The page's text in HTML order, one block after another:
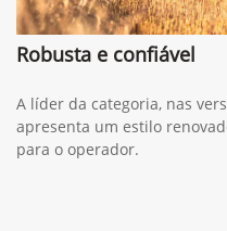
Robusta e confiável
A líder da categoria, nas
apresenta um estilo
para o operador.